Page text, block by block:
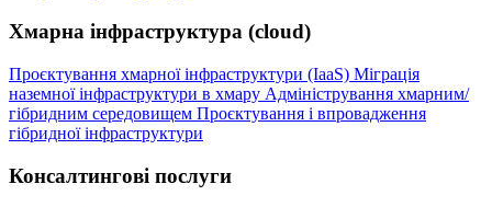
Хмарна інфраструктура (cloud)
Проєктування хмарної інфраструктури (IaaS) Міграція
наземної інфраструктури в хмару Адміністрування хмарним/
гібридним середовищем Проєктування і впровадження
гібридної інфраструктури
Консалтингові послуги